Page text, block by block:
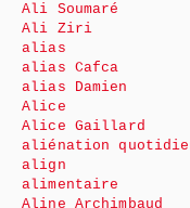
Ali Soumaré
Ali Ziri
alias
alias Cafca
alias Damien
Alice
Alice Gaillard
aliénation
align
alimentaire
Aline Archimbaud